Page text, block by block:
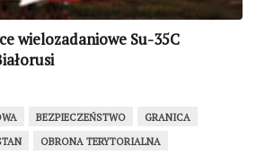
wielozadaniowe Su-35C
BEZPIECZEŃSTWO
GRANICA
OBRONA TERYTORIALNA